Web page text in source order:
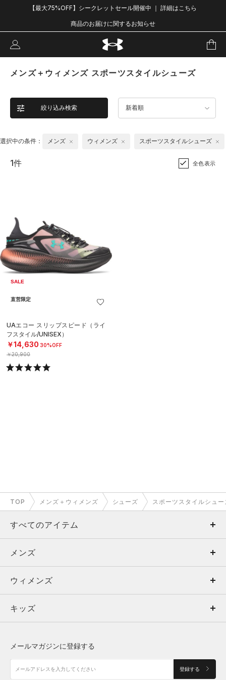
【最大75%OFF】シークレットセール開催中 ｜ 詳細はこちら
商品のお届けに関するお知らせ
メンズ＋ウィメンズ スポーツスタイルシューズ
絞り込み検索 新着順
選択中の条件： メンズ ウィメンズ スポーツスタイルシューズ
1件 全色表示
SALE
直営限定
UAエコー スリップスピード（ライ
フスタイル/UNISEX）
￥14,630 30%OFF
￥20,900
TOP メンズ＋ウィメンズ シューズ スポーツスタイルシュー
すべてのアイテム
メンズ
ウィメンズ
キッズ
アクセサリー
メンズ
トップス
ボトムス
アクセサリー
ウィメンズ
トップス
シューズ
キッズ
メールマガジンに登録する
登録する